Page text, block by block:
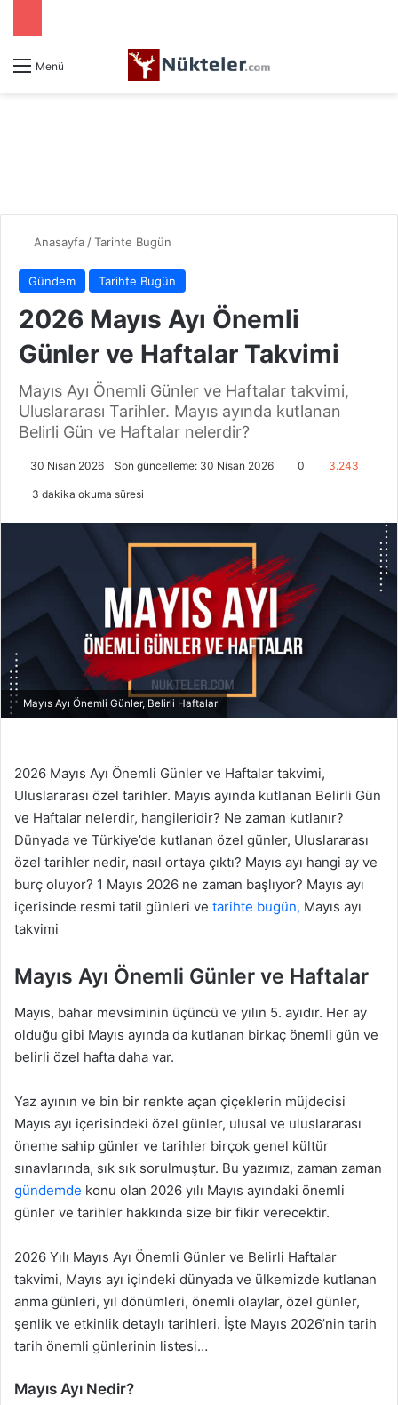
Menü
Anasayfa /Tarihte Bugün
Gündem Tarihte Bugün
2026 Mayıs Ayı Önemli
Günler ve Haftalar Takvimi
Mayıs Ayı Önemli Günler ve Haftalar takvimi,
Uluslararası Tarihler. Mayıs ayında kutlanan
Belirli Gün ve Haftalar nelerdir?
30 Nisan 2026 Son güncelleme: 30 Nisan 2026 0 3.243
3 dakika okuma süresi
Mayıs Ayı Önemli Günler, Belirli Haftalar
2026 Mayıs Ayı Önemli Günler ve Haftalar takvimi,
Uluslararası özel tarihler. Mayıs ayında kutlanan Belirli Gün
ve Haftalar nelerdir, hangileridir? Ne zaman kutlanır?
Dünyada ve Türkiye’de kutlanan özel günler, Uluslararası
özel tarihler nedir, nasıl ortaya çıktı? Mayıs ayı hangi ay ve
burç oluyor? 1 Mayıs 2026 ne zaman başlıyor? Mayıs ayı
içerisinde resmi tatil günleri ve tarihte bugün, Mayıs ayı
takvimi
Mayıs Ayı Önemli Günler ve Haftalar
Mayıs, bahar mevsiminin üçüncü ve yılın 5. ayıdır. Her ay
olduğu gibi Mayıs ayında da kutlanan birkaç önemli gün ve
belirli özel hafta daha var.
Yaz ayının ve bin bir renkte açan çiçeklerin müjdecisi
Mayıs ayı içerisindeki özel günler, ulusal ve uluslararası
öneme sahip günler ve tarihler birçok genel kültür
sınavlarında, sık ​​sık sorulmuştur. Bu yazımız, zaman zaman
gündemde konu olan 2026 yılı Mayıs ayındaki önemli
günler ve tarihler hakkında size bir fikir verecektir.
2026 Yılı Mayıs Ayı Önemli Günler ve Belirli Haftalar
takvimi, Mayıs ayı içindeki dünyada ve ülkemizde kutlanan
anma günleri, yıl dönümleri, önemli olaylar, özel günler,
şenlik ve etkinlik detaylı tarihleri. İşte Mayıs 2026’nin tarih
tarih önemli günlerinin listesi…
Mayıs Ayı Nedir?